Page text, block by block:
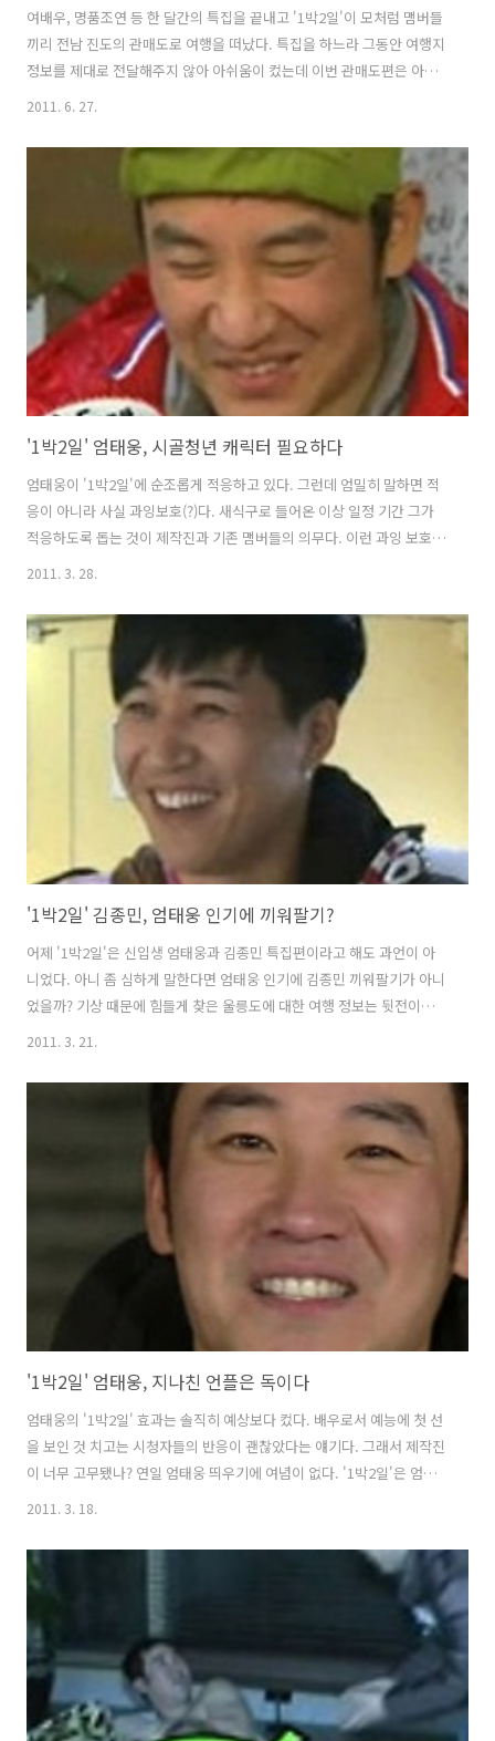
여배우, 명품조연 등 한 달간의 특집을 끝내고 '1박2일'이 모처럼 맴버들
끼리 전남 진도의 관매도로 여행을 떠났다. 특집을 하느라 그동안 여행지
정보를 제대로 전달해주지 않아 아쉬움이 컸는데 이번 관매도편은 아름
다운 섬과 깨끗한 바다, 기암절벽, 동화속같은 마을 등 관매 7경 곳곳을
아름다움을 그대로 간직한 신비의 관매도 섬을 보호하기 위해 단 한대의
차량 운행도 하지않고 모든 촬영 장비를 직접 나르기로 했다. 당연히 촬
영장비와 소품, 스탭진도 최소화했다. 아름다운 섬 관매도를 존중하는 '1
박2일'의 마음 씀씀이가 참 좋았다. '1박2일'은 울릉도 특집편에서도 직
접 짐을 날라본 경험이 있기 때문에 짐나르는 데는 일가견이 있지 않은
가?..
2011. 6. 27.
'1박2일' 엄태웅, 시골청년 캐릭터 필요하다
엄태웅이 '1박2일'에 순조롭게 적응하고 있다. 그런데 엄밀히 말하면 적
응이 아니라 사실 과잉보호(?)다. 새식구로 들어온 이상 일정 기간 그가
적응하도록 돕는 것이 제작진과 기존 맴버들의 의무다. 이런 과잉 보호를
벗어나 엄태웅 스스로 캐릭터를 만들고 자기 색깔을 내기까지는 상당 기
캐릭터가 아니다. 지금까지 엄태웅은 무색 무취다. 기존 맴버들 속에서
그가 제 역할을 하는데 가장 필요한 캐릭터는 시골청년이 아닐까 싶다.
먼저 이승기가 엄태웅에게 붙여준 '무당' 캐릭터는 허당과 함께 '당당커
플'로 인기를 모을까 기대했는데, 엄태웅의 예능감이 전혀 없다는 부정적
이미지 때문에 없던 일로 했다. 또한 '무당' 하면 푸닥거리가 연상되기 ..
2011. 3. 28.
'1박2일' 김종민, 엄태웅 인기에 끼워팔기?
어제 '1박2일'은 신입생 엄태웅과 김종민 특집편이라고 해도 과언이 아
니었다. 아니 좀 심하게 말한다면 엄태웅 인기에 김종민 끼워팔기가 아니
었을까? 기상 때문에 힘들게 찾은 울릉도에 대한 여행 정보는 뒷전이었
레이를 두고 엎치락 뒤치락 승부가 펼쳐졌다. OB팀은 처음부터 배달주
자로 엄태웅을 미리 선택해놓은 듯 했다. 울릉도로 가는 배안에서 이수근
과 강호동이 서로 곰인형을 빼앗기는 장면은 평소의 모습과는 분명 달랐
다. 이를 두고 또 조작논란이 일어날 수도 있지만, 그보다 엄태웅을 띄워
주기 위한 모종의 약속(?)이 있었나 싶다. 이수근도 그랬지만 강호동이
2011. 3. 21.
'1박2일' 엄태웅, 지나친 언플은 독이다
엄태웅의 '1박2일' 효과는 솔직히 예상보다 컸다. 배우로서 예능에 첫 선
을 보인 것 치고는 시청자들의 반응이 괜찮았다는 얘기다. 그래서 제작진
이 너무 고무됐나? 연일 엄태웅 띄우기에 여념이 없다. '1박2일'은 엄태
웅 혼자 만드는 게 아니다. 강호동, 이승기도 있고, 김종민도 있다. 엄태
가 있는 것이다. 엄태웅은 새 맴버기 때문에 호기심 차원에서 언플을 안
해도 관심받게 마련이다. 그에 대한 지나친 배려는 오히려 독이 될 수 있
다. '시크릿가든'에서 나온 '현빈앓이'는 하루 아침에 만들어진 게 아니
다. 그런데 고작 1회 '1박2일'에 출연한 엄태웅에게 '태웅앓이'라는 칭호
까지 붙여주니 좀 과하다는 느낌이다. 그가 신입생 오리엔테이션에서..
2011. 3. 18.